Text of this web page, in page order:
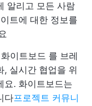
알리고 모든 사람
트에 대한 정보를
이트보드 를 브레
, 실시간 협업을 위
요. 화이트보드는
다프로젝트 커뮤니